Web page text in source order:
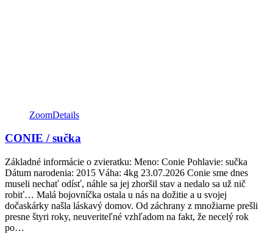
ZoomDetails
CONIE / sučka
Základné informácie o zvieratku: Meno: Conie Pohlavie: sučka
Dátum narodenia: 2015 Váha: 4kg 23.07.2026 Conie sme dnes
museli nechať odísť, náhle sa jej zhoršil stav a nedalo sa už nič
robiť… Malá bojovníčka ostala u nás na dožitie a u svojej
dočaskárky našla láskavý domov. Od záchrany z množiarne prešli
presne štyri roky, neuveriteľné vzhľadom na fakt, že necelý rok
po…